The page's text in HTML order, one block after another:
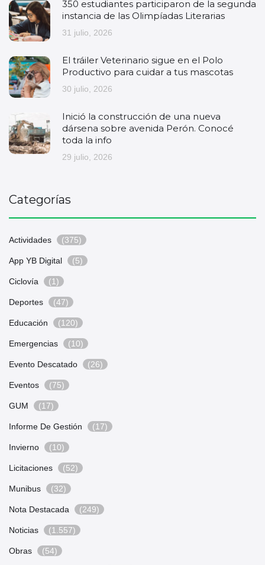
350 estudiantes participaron de la segunda
instancia de las Olimpíadas Literarias
31 julio, 2026
El tráiler Veterinario sigue en el Polo
Productivo para cuidar a tus mascotas
30 julio, 2026
Inició la construcción de una nueva
dársena sobre avenida Perón. Conocé
toda la info
29 julio, 2026
Categorías
Actividades (375)
App YB Digital (5)
Ciclovía (1)
Deportes (47)
Educación (120)
Emergencias (10)
Evento Descatado (26)
Eventos (75)
GUM (17)
Informe De Gestión (17)
Invierno (10)
Licitaciones (52)
Munibus (32)
Nota Destacada (249)
Noticias (1.557)
Obras (54)